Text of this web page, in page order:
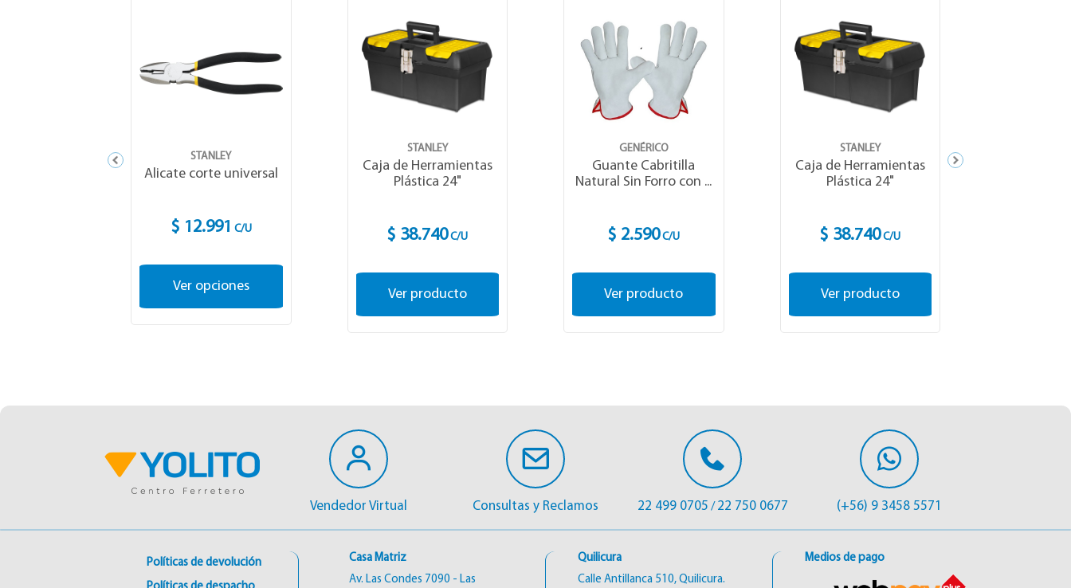
STANLEY
Alicate corte universal
$ 12.991 C/U
Ver opciones
STANLEY
Caja de Herramientas
Plástica 24"
$ 38.740 C/U
Ver producto
GENÉRICO
Guante Cabritilla
Natural Sin Forro con ...
$ 2.590 C/U
Ver producto
STANLEY
Caja de Herramientas
Plástica 24"
$ 38.740 C/U
Ver producto
Vendedor Virtual Consultas y Reclamos 22 499 0705 / 22 750 0677 (+56) 9 3458 5571
Políticas de devolución
Casa Matriz
Av. Las Condes 7090 - Las
Quilicura
Calle Antillanca 510, Quilicura.
Medios de pago